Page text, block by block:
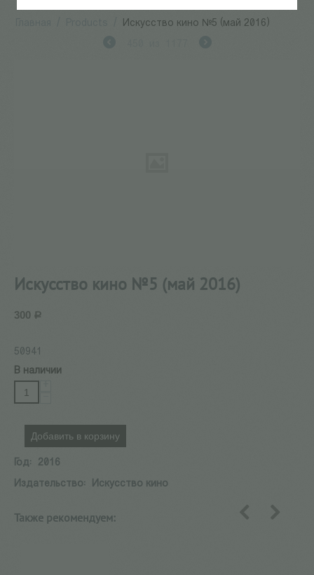
Искусство кино №5 (май 2016)
Искусство кино №5 (май 2016)
300 Р
50941
В наличии
Добавить в корзину
Год:
2016
Издательство:
Искусство кино
Также рекомендуем: